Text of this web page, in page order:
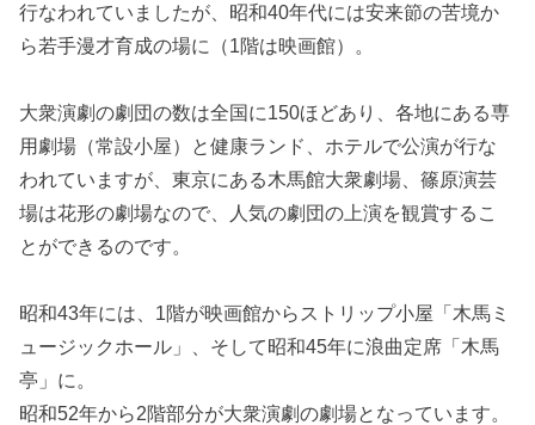
行なわれていましたが、昭和40年代には安来節の苦境か
ら若手漫才育成の場に（1階は映画館）。
大衆演劇の劇団の数は全国に150ほどあり、各地にある専
用劇場（常設小屋）と健康ランド、ホテルで公演が行な
われていますが、東京にある木馬館大衆劇場、篠原演芸
場は花形の劇場なので、人気の劇団の上演を観賞するこ
とができるのです。
昭和43年には、1階が映画館からストリップ小屋「木馬ミ
ュージックホール」、そして昭和45年に浪曲定席「木馬
亭」に。
昭和52年から2階部分が大衆演劇の劇場となっています。